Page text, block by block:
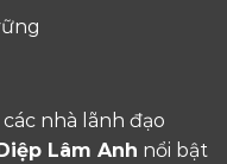
nhà lãnh đạo
Lâm Anh nổi bật